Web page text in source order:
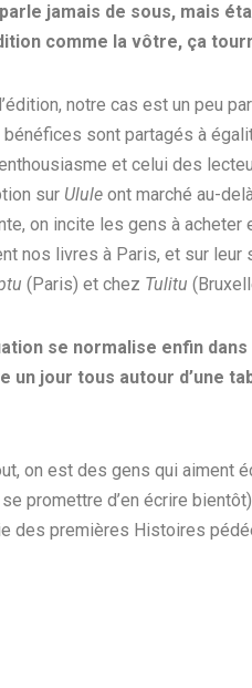
jamais de sous, mais
comme la vôtre, ça
notre cas est un peu
sont partagés à
et celui des
sur Ulule ont marché au-
on incite les gens à
nos livres à Paris, et sur
(Paris) et chez Tulitu
se normalise enfin
un jour tous autour d’une
on est des gens qui
promettre d’en écrire
des premières Histoires